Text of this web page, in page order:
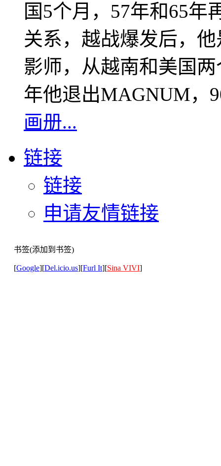
国5个月，57年和65年
关系，越战爆发后，
影师，从越南和美国
年他退出MAGNUM，
画册...
链接
链接
申请友情链接
书签(添加到书签)
[Google][Del.icio.us][Furl It][Sina VIVI]